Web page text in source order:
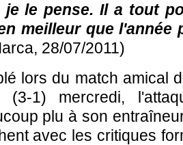
je le pense. Il a tout
meilleur que l'année
28/07/2011)
lors du match amical
1) mercredi,
plu à son
avec les critiques